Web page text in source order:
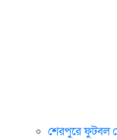
শেরপুরে ফুটবল